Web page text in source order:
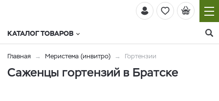
КАТАЛОГ ТОВАРОВ
Главная Меристема (инвитро) Гортензии
Саженцы гортензий в Братске